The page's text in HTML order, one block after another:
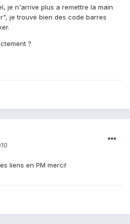
je n'arrive plus a remettre la main
je trouve bien des code barres
?
liens en PM merci!